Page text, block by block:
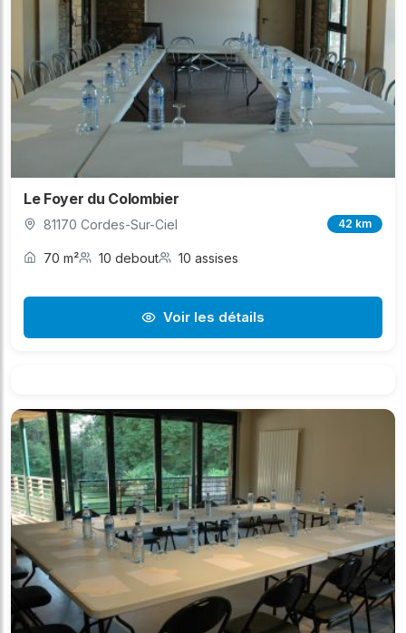
Le Foyer du Colombier
81170 Cordes-Sur-Ciel 42 km
70 m² 10 debout 10 assises
Voir les détails